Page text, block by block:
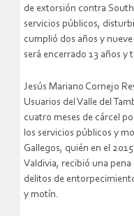
de extorsión contra
servicios públicos,
cumplió dos años y
será encerrado 13 años y
Jesús Mariano Cornejo
Usuarios del Valle del
cuatro meses de cárcel
los servicios públicos y
Gallegos, quién en el
Valdivia, recibió una pena
delitos de
y motín.